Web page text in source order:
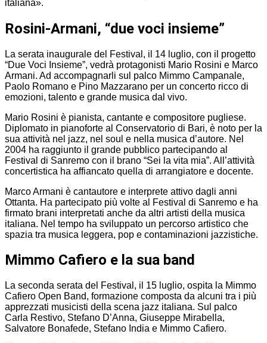
italiana».
Rosini-Armani, “due voci insieme”
La serata inaugurale del Festival, il 14 luglio, con il progetto
“Due Voci Insieme”, vedrà protagonisti Mario Rosini e Marco
Armani. Ad accompagnarli sul palco Mimmo Campanale,
Paolo Romano e Pino Mazzarano per un concerto ricco di
emozioni, talento e grande musica dal vivo.
Mario Rosini è pianista, cantante e compositore pugliese.
Diplomato in pianoforte al Conservatorio di Bari, è noto per la
sua attività nel jazz, nel soul e nella musica d’autore. Nel
2004 ha raggiunto il grande pubblico partecipando al
Festival di Sanremo con il brano “Sei la vita mia”. All’attività
concertistica ha affiancato quella di arrangiatore e docente.
Marco Armani è cantautore e interprete attivo dagli anni
Ottanta. Ha partecipato più volte al Festival di Sanremo e ha
firmato brani interpretati anche da altri artisti della musica
italiana. Nel tempo ha sviluppato un percorso artistico che
spazia tra musica leggera, pop e contaminazioni jazzistiche.
Mimmo Cafiero e la sua band
La seconda serata del Festival, il 15 luglio, ospita la Mimmo
Cafiero Open Band, formazione composta da alcuni tra i più
apprezzati musicisti della scena jazz italiana. Sul palco
Carla Restivo, Stefano D’Anna, Giuseppe Mirabella,
Salvatore Bonafede, Stefano India e Mimmo Cafiero.